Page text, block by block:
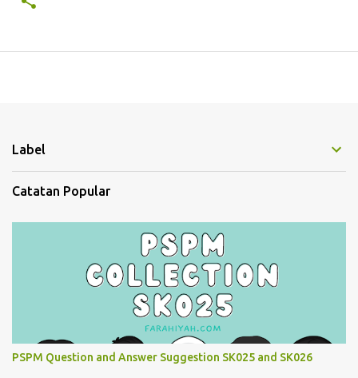
Label
Catatan Popular
PSPM Question and Answer Suggestion SK025 and SK026